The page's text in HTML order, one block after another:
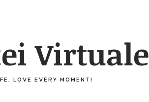
Virtuale
LOVE EVERY MOMENT!